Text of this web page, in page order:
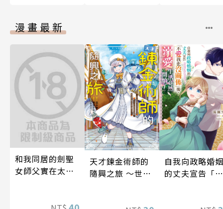
漫畫最新
和我同居的劍聖
女師父實在太可
天才鍊金術師的
隨興之旅 ～世界
自我向政略婚姻
的丈夫宣告「不